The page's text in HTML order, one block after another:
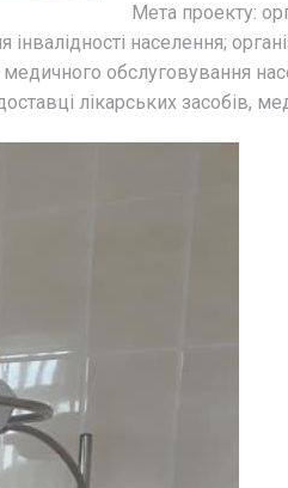
Мета проекту:
населення;
обслуговування
лікарських засобів,